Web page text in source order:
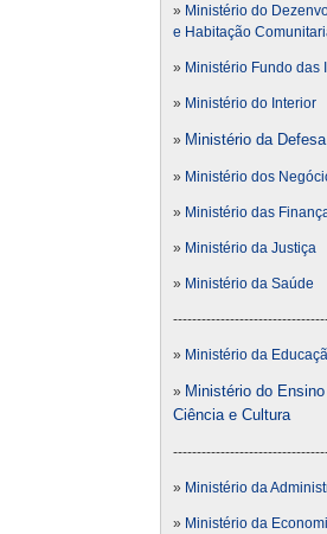
» Ministério do
e Habitação
» Ministério Fundo das
» Ministério do Interior
» Ministério da Defesa
» Ministério dos
» Ministério das
» Ministério da Justiça
» Ministério da Saúde
» Ministério da
» Ministério do Ensino
Ciência e Cultura
» Ministério da
» Ministério da